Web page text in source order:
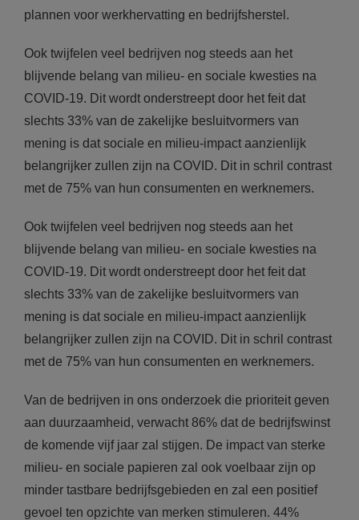
plannen voor werkhervatting en bedrijfsherstel.
Ook twijfelen veel bedrijven nog steeds aan het
blijvende belang van milieu- en sociale kwesties na
COVID-19. Dit wordt onderstreept door het feit dat
slechts 33% van de zakelijke besluitvormers van
mening is dat sociale en milieu-impact aanzienlijk
belangrijker zullen zijn na COVID. Dit in schril contrast
met de 75% van hun consumenten en werknemers.
Ook twijfelen veel bedrijven nog steeds aan het
blijvende belang van milieu- en sociale kwesties na
COVID-19. Dit wordt onderstreept door het feit dat
slechts 33% van de zakelijke besluitvormers van
mening is dat sociale en milieu-impact aanzienlijk
belangrijker zullen zijn na COVID. Dit in schril contrast
met de 75% van hun consumenten en werknemers.
Van de bedrijven in ons onderzoek die prioriteit geven
aan duurzaamheid, verwacht 86% dat de bedrijfswinst
de komende vijf jaar zal stijgen. De impact van sterke
milieu- en sociale papieren zal ook voelbaar zijn op
minder tastbare bedrijfsgebieden en zal een positief
gevoel ten opzichte van merken stimuleren. 44%